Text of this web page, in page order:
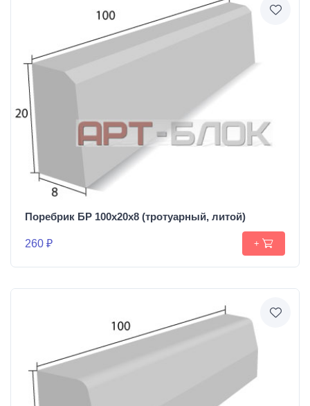
Поребрик БР 100х20х8 (тротуарный, литой)
260 ₽ +